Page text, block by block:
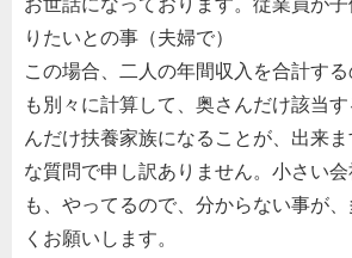
りたいとの事（夫婦で）
この場合、二人の年間収入を合計す
も別々に計算して、奥さんだけ該当
んだけ扶養家族になることが、出来
な質問で申し訳ありません。小さい
も、やってるので、分からない事が
くお願いします。